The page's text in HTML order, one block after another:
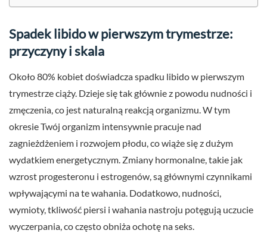
Spadek libido w pierwszym trymestrze:
przyczyny i skala
Około 80% kobiet doświadcza spadku libido w pierwszym
trymestrze ciąży. Dzieje się tak głównie z powodu nudności i
zmęczenia, co jest naturalną reakcją organizmu. W tym
okresie Twój organizm intensywnie pracuje nad
zagnieżdżeniem i rozwojem płodu, co wiąże się z dużym
wydatkiem energetycznym. Zmiany hormonalne, takie jak
wzrost progesteronu i estrogenów, są głównymi czynnikami
wpływającymi na te wahania. Dodatkowo, nudności,
wymioty, tkliwość piersi i wahania nastroju potęgują uczucie
wyczerpania, co często obniża ochotę na seks.